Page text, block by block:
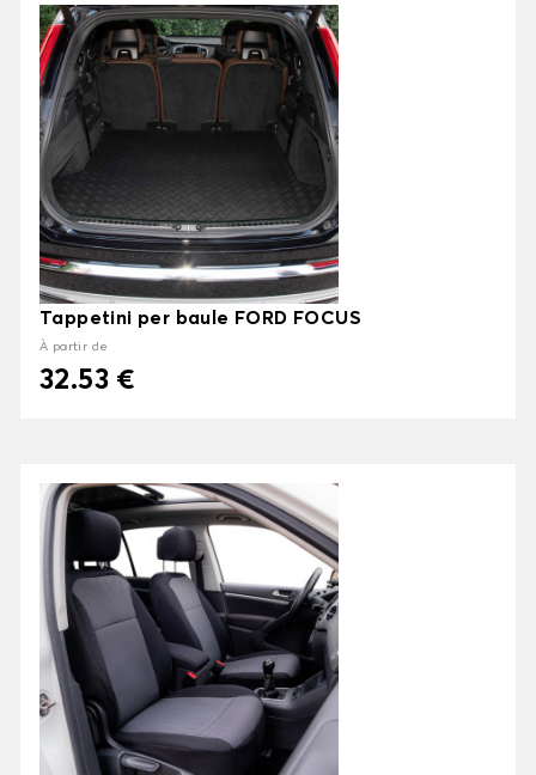
Tappetini per baule FORD FOCUS
À partir de
32.53 €